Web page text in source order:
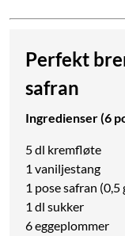
Perfekt
safran
Ingredienser (6
5 dl kremfløte
1 vaniljestang
1 pose safran (0,5
1 dl sukker
6 eggeplommer